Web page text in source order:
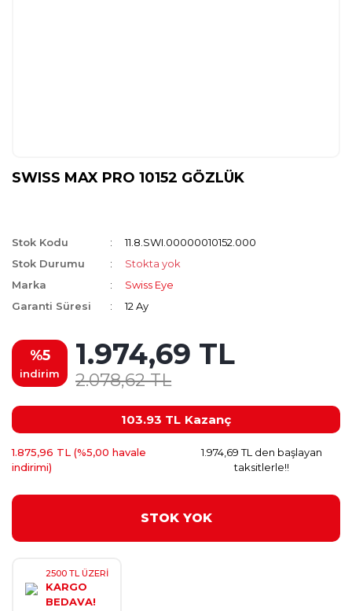
SWISS MAX PRO 10152 GÖZLÜK
Stok Kodu
11.8.SWI.00000010152.000
Stok Durumu
Stokta yok
Marka
Swiss Eye
Garanti Süresi
12 Ay
%5
indirim
1.974,69 TL
2.078,62 TL
103.93 TL Kazanç
1.875,96 TL (%5,00 havale
indirimi)
1.974,69 TL den başlayan
taksitlerle!!
STOK YOK
2500 TL ÜZERİ
KARGO
BEDAVA!